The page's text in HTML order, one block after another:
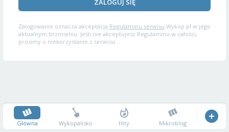
Zalogowanie oznacza akceptację Regulaminu serwisu Wykop.pl w jego
aktualnym brzmieniu. Jeśli nie akceptujesz Regulaminu w całości,
prosimy o niekorzystanie z serwisu.
Główna Wykopalisko Hity Mikroblog